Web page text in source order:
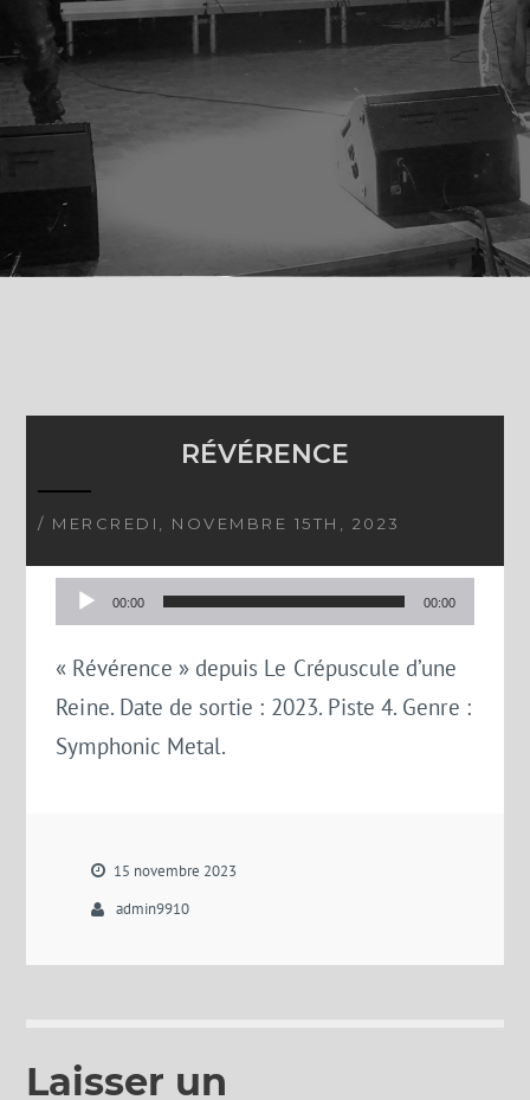
RÉVÉRENCE
/ MERCREDI, NOVEMBRE 15TH, 2023
Lecteur
audio
00:00 00:00
« Révérence » depuis Le Crépuscule d’une
Reine. Date de sortie : 2023. Piste 4. Genre :
Symphonic Metal.
15 novembre 2023
admin9910
Laisser un